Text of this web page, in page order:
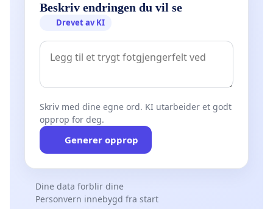
Beskriv endringen du vil se
Drevet av KI
Skriv med dine egne ord. KI utarbeider et godt
opprop for deg.
Generer opprop
Dine data forblir dine
Personvern innebygd fra start